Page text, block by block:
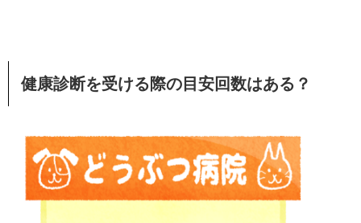
健康診断を受ける際の目安回数はある？